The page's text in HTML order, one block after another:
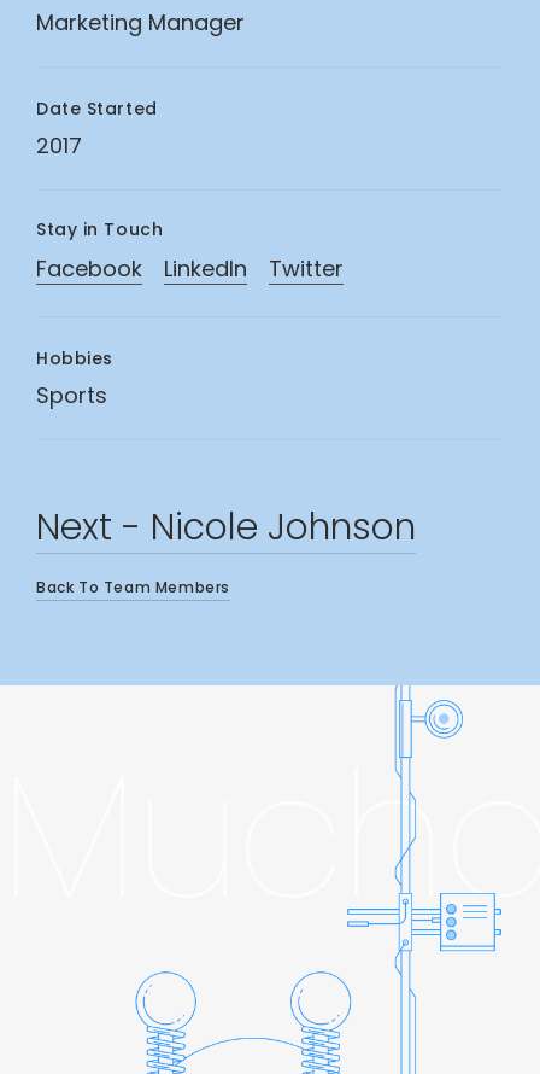
Marketing Manager
Date Started
2017
Stay in Touch
Facebook LinkedIn Twitter
Hobbies
Sports
Next - Nicole Johnson
Back To Team Members